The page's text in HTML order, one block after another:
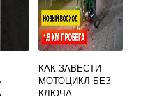
КАК ЗАВЕСТИ
МОТОЦИКЛ БЕЗ
КЛЮЧА